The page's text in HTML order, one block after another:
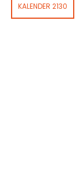
KALENDER 2130